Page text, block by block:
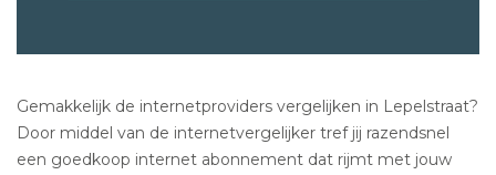
Gemakkelijk de internetproviders vergelijken in Lepelstraat?
Door middel van de internetvergelijker tref jij razendsnel
een goedkoop internet abonnement dat rijmt met jouw